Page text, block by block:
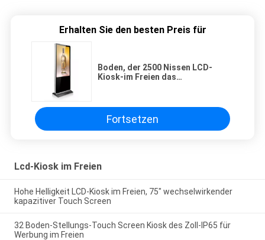
Erhalten Sie den besten Preis für
Boden, der 2500 Nissen LCD-
Kiosk-im Freien das
Fortsetzen
Lcd-Kiosk im Freien
Hohe Helligkeit LCD-Kiosk im Freien, 75" wechselwirkender
kapazitiver Touch Screen
32 Boden-Stellungs-Touch Screen Kiosk des Zoll-IP65 für
Werbung im Freien